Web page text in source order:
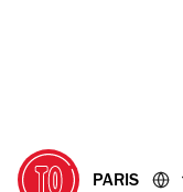
PARIS